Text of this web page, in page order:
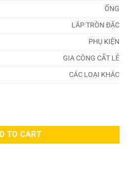
ỐNG
LÁP TRÒN ĐẶC
PHỤ KIỆN
GIA CÔNG CẮT LẺ
CÁC LOẠI KHÁC
quantity
TO CART